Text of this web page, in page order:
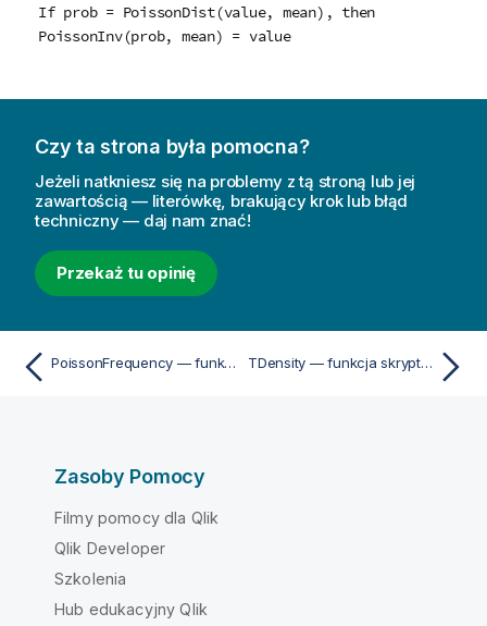
If prob = PoissonDist(value, mean), then
PoissonInv(prob, mean) = value
Czy ta strona była pomocna?
Jeżeli natkniesz się na problemy z tą stroną lub jej
zawartością — literówkę, brakujący krok lub błąd
techniczny — daj nam znać!
Przekaż tu opinię
PoissonFrequency — funkcja skryptu i funkcja wykresu TDensity — funkcja skryptu i funkcja wykresu
Zasoby Pomocy
Filmy pomocy dla Qlik
Qlik Developer
Szkolenia
Hub edukacyjny Qlik